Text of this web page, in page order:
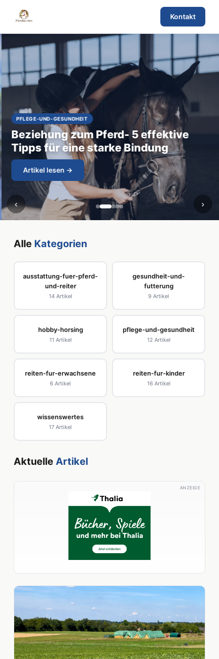
Kontakt
PFLEGE-UND-GESUNDHEIT
Beziehung zum Pferd- 5 effektive
Tipps für eine starke Bindung
Artikel lesen →
‹ ›
Alle Kategorien
ausstattung-fuer-pferd-
und-reiter
14 Artikel
gesundheit-und-
futterung
9 Artikel
hobby-horsing
11 Artikel
pflege-und-gesundheit
12 Artikel
reiten-fur-erwachsene
6 Artikel
reiten-fur-kinder
16 Artikel
wissenswertes
17 Artikel
Aktuelle Artikel
ANZEIGE